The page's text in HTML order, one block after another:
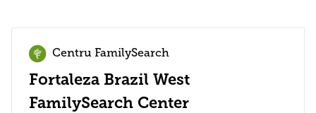
Centru FamilySearch
Fortaleza Brazil West
FamilySearch Center